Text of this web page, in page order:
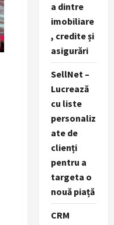
a dintre
imobiliare
, credite și
asigurări
SellNet –
Lucrează
cu liste
personaliz
ate de
clienți
pentru a
targeta o
nouă piață
CRM